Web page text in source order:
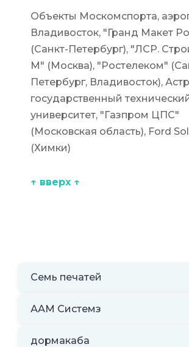
Объекты Москомспорта,
Владивосток, "Гранд Макет
(Санкт-Петербург), "ЛСР.
М" (Москва), "Ростелеком"
Петербург, Владивосток),
государственный
университет, "Газпром ЦПС"
(Московская область), Ford
(Химки)
↑ вверх ↑
Семь печатей
ААМ Системз
дормакаба